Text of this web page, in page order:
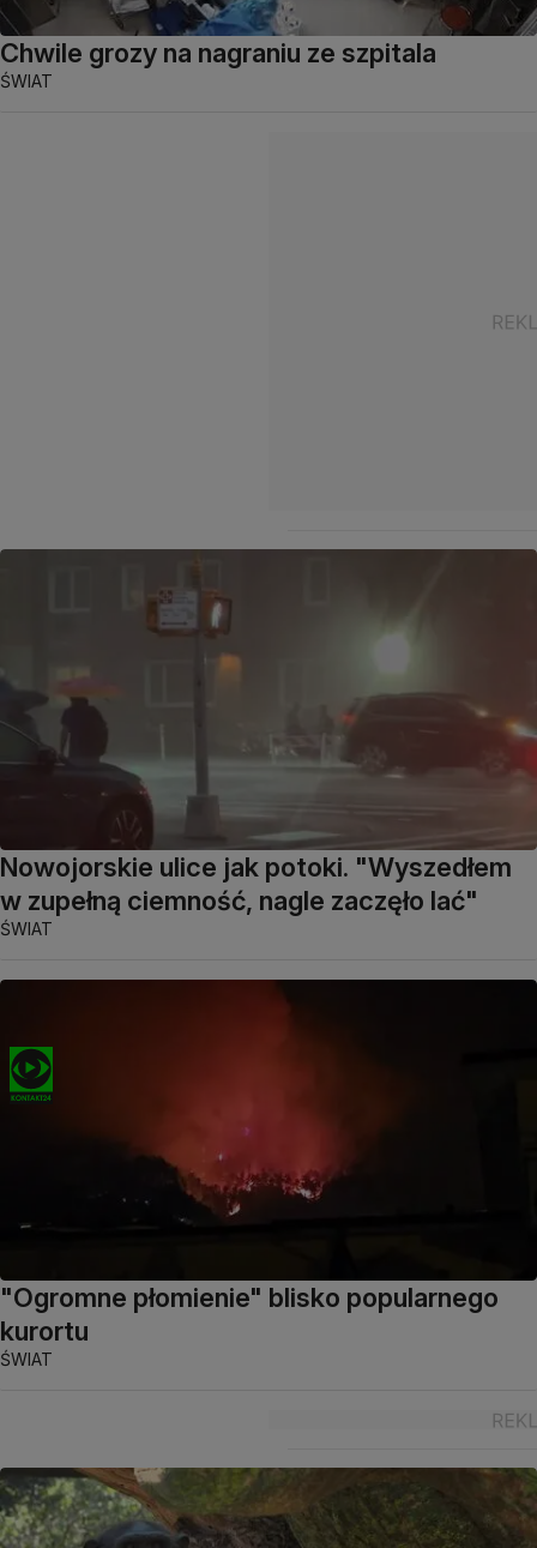
Chwile grozy na nagraniu ze szpitala
ŚWIAT
Nowojorskie ulice jak potoki. "Wyszedłem
w zupełną ciemność, nagle zaczęło lać"
ŚWIAT
"Ogromne płomienie" blisko popularnego
kurortu
ŚWIAT